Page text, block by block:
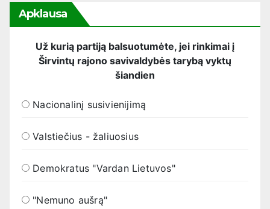
Apklausa
Už kurią partiją balsuotumėte, jei rinkimai į
Širvintų rajono savivaldybės tarybą vyktų
šiandien
Nacionalinį susivienijimą
Valstiečius - žaliuosius
Demokratus "Vardan Lietuvos"
"Nemuno aušrą"